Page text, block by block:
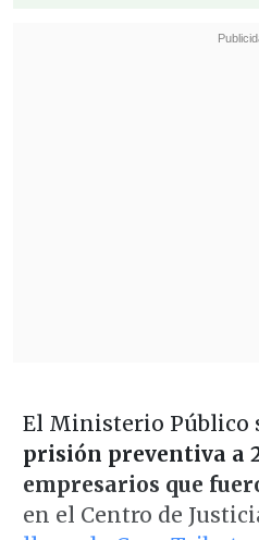
El Ministerio Público
prisión preventiva a
empresarios que
en el Centro de